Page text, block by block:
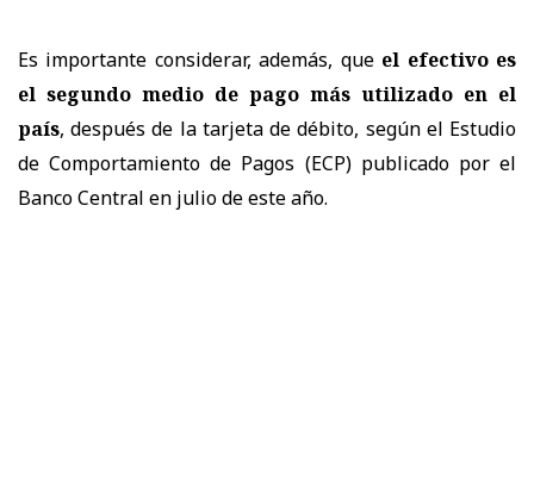
Es importante considerar, además, que el efectivo es
el segundo medio de pago más utilizado en el
país, después de la tarjeta de débito, según el Estudio
de Comportamiento de Pagos (ECP) publicado por el
Banco Central en julio de este año.